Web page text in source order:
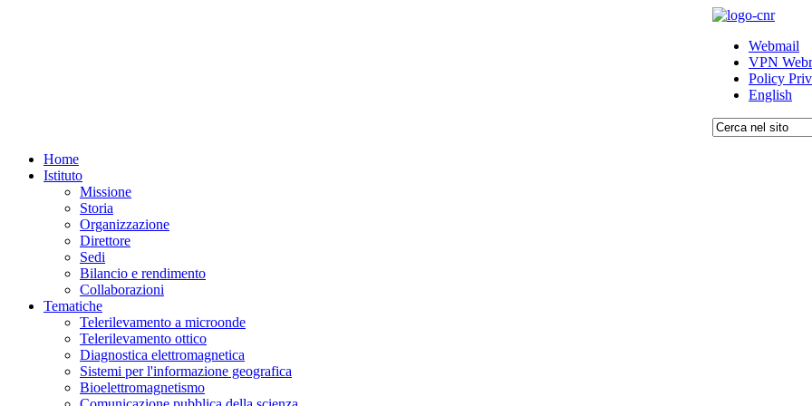
Webmail
VPN
Policy
English
Home
Istituto
Missione
Storia
Organizzazione
Direttore
Sedi
Bilancio e rendimento
Collaborazioni
Tematiche
Telerilevamento a microonde
Telerilevamento ottico
Diagnostica elettromagnetica
Sistemi per l'informazione geografica
Bioelettromagnetismo